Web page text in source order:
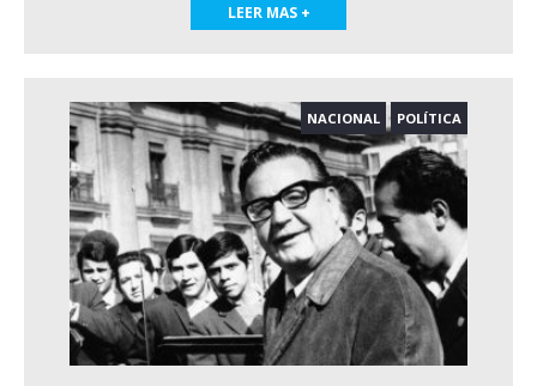
LEER MAS +
NACIONAL POLÍTICA